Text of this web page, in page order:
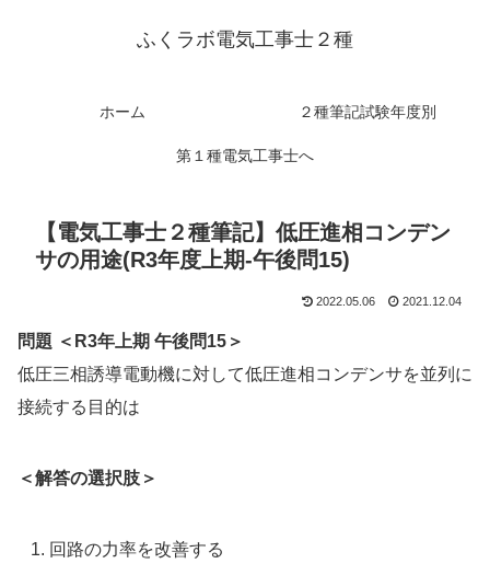
ふくラボ電気工事士２種
ホーム ２種筆記試験年度別
第１種電気工事士へ
【電気工事士２種筆記】低圧進相コンデン
サの用途(R3年度上期-午後問15)
2022.05.06 2021.12.04
問題 ＜R3年上期 午後問15＞
低圧三相誘導電動機に対して低圧進相コンデンサを並列に
接続する目的は
＜解答の選択肢＞
回路の力率を改善する